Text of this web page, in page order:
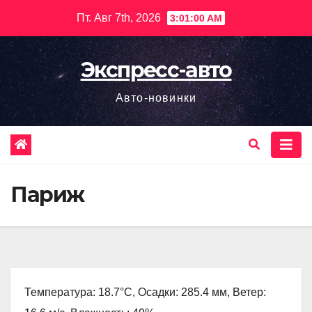
содержимому
Пт. Авг 7th, 2026 3:01:01 AM
Экспресс-авто
Авто-новинки
Париж
Температура: 18.7°C, Осадки: 285.4 мм, Ветер: